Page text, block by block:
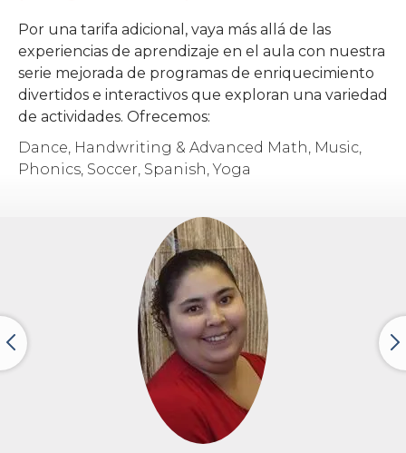
Por una tarifa adicional, vaya más allá de las
experiencias de aprendizaje en el aula con nuestra
serie mejorada de programas de enriquecimiento
divertidos e interactivos que exploran una variedad
de actividades. Ofrecemos:
Dance, Handwriting & Advanced Math, Music,
Phonics, Soccer, Spanish, Yoga